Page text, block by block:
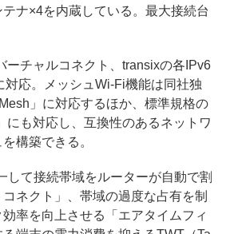
ナ×4を内蔵している。最大接続台
チャルコネクト、transixの各IPv6
対応。メッシュWi-Fi機能は同社独
」に対応するほか、標準規格の
にも対応し、互換性のあるネットワ
構築できる。
て接続帯域をルーターが自動で割
ネクト」、帯域の過度な占有を制
率を向上させる「エアタイムフィ